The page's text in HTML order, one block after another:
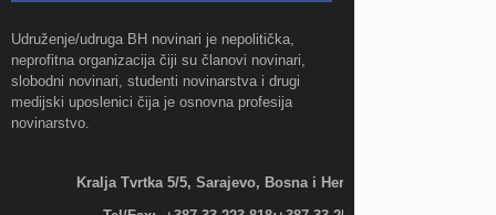
Udruženje/udruga BH novinari je nepolitička,
neprofitna organizacija čiji su članovi novinari,
slobodni novinari, studenti novinarstva i drugi
medijski uposlenici čija je osnovna profesija
novinarstvo.
Kralja Tvrtka 5/5, Sarajevo, Bosna i Hercegovina;